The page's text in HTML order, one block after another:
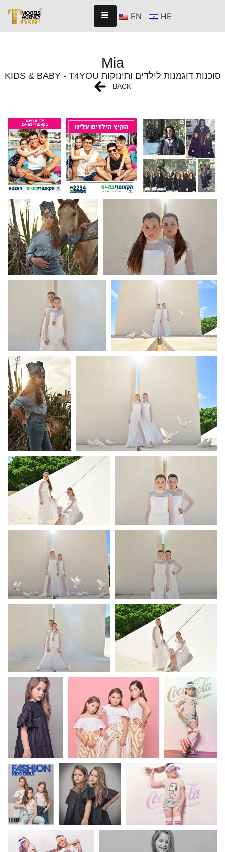
EN HE
Mia
KIDS & BABY - T4YOU סוכנות דוגמנות לילדים ותינוקות
BACK